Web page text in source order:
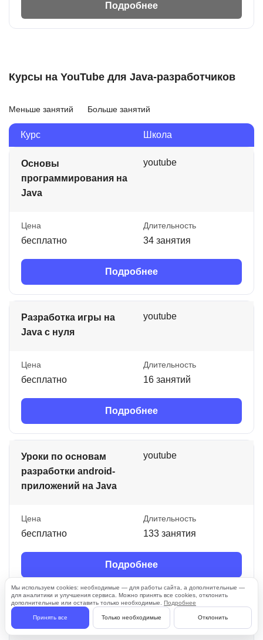
Подробнее
Курсы на YouTube для Java-разработчиков
Меньше занятий Больше занятий
Курс Школа
Основы
программирования на
Java
youtube
Цена
бесплатно
Длительность
34 занятия
Подробнее
Разработка игры на
Java с нуля
youtube
Цена
бесплатно
Длительность
16 занятий
Подробнее
Уроки по основам
разработки android-
приложений на Java
youtube
Цена
бесплатно
Длительность
133 занятия
Подробнее
Уроки Java для
youtube
Мы используем cookies: необходимые — для работы сайта, а дополнительные —
для аналитики и улучшения сервиса. Можно принять все cookies, отклонить
дополнительные или оставить только необходимые. Подробнее
Принять все Только необходимые Отклонить